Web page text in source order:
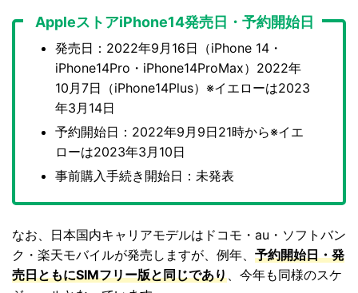
AppleストアiPhone14発売日・予約開始日
発売日：2022年9月16日（iPhone 14・
iPhone14Pro・iPhone14ProMax）2022年
10月7日（iPhone14Plus）※イエローは2023
年3月14日
予約開始日：2022年9月9日21時から※イエ
ローは2023年3月10日
事前購入手続き開始日：未発表
なお、日本国内キャリアモデルはドコモ・au・ソフトバン
ク・楽天モバイルが発売しますが、例年、 予約開始日・発
売日ともにSIMフリー版と同じであり、今年も同様のスケ